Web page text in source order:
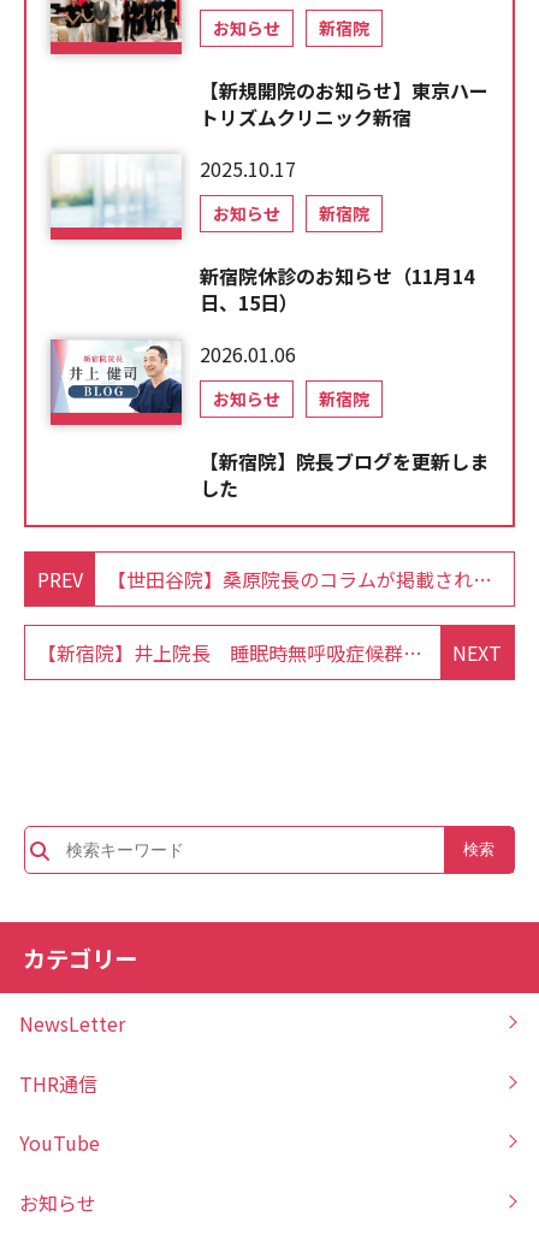
お知らせ 新宿院
【新規開院のお知らせ】東京ハー
トリズムクリニック新宿
2025.10.17
お知らせ 新宿院
新宿院休診のお知らせ（11月14
日、15日）
2026.01.06
お知らせ 新宿院
【新宿院】院長ブログを更新しま
した
PREV 【世田谷院】桑原院長のコラムが掲載されました
NEXT
【新宿院】井上院長 睡眠時無呼吸症候群 地域連携セミナー登壇のお知らせ
カテゴリー
NewsLetter
THR通信
YouTube
お知らせ